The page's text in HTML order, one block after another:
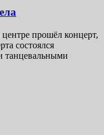
прошёл концерт,
состоялся
танцевальными